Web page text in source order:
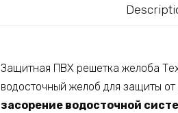
Защитная ПВХ решетка желоба
водосточный желоб для защиты от
засорение водосточной